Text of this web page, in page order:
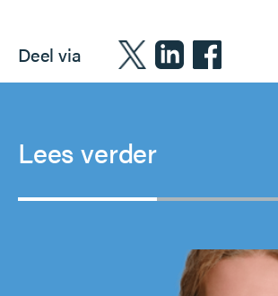
Deel via
Lees verder